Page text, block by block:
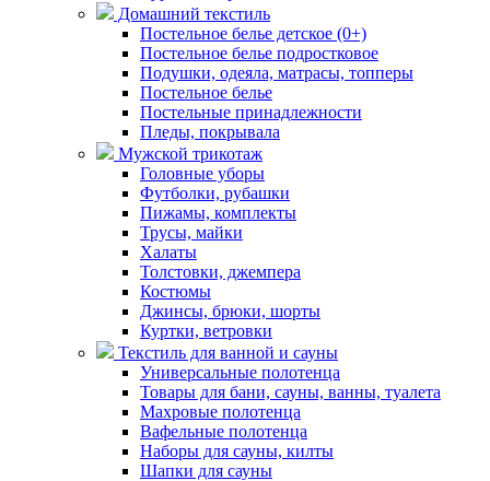
Домашний текстиль
Постельное белье детское (0+)
Постельное белье подростковое
Подушки, одеяла, матрасы, топперы
Постельное белье
Постельные принадлежности
Пледы, покрывала
Мужской трикотаж
Головные уборы
Футболки, рубашки
Пижамы, комплекты
Трусы, майки
Халаты
Толстовки, джемпера
Костюмы
Джинсы, брюки, шорты
Куртки, ветровки
Текстиль для ванной и сауны
Универсальные полотенца
Товары для бани, сауны, ванны, туалета
Махровые полотенца
Вафельные полотенца
Наборы для сауны, килты
Шапки для сауны